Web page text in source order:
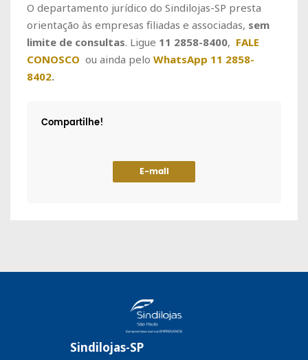
O departamento jurídico do Sindilojas-SP presta
orientação às empresas filiadas e associadas, sem
limite de consultas. Ligue 11 2858-8400, FALE
CONOSCO ou ainda pelo WhatsApp 11 2858-
8402.
Compartilhe!
E-mail
Sindilojas-SP